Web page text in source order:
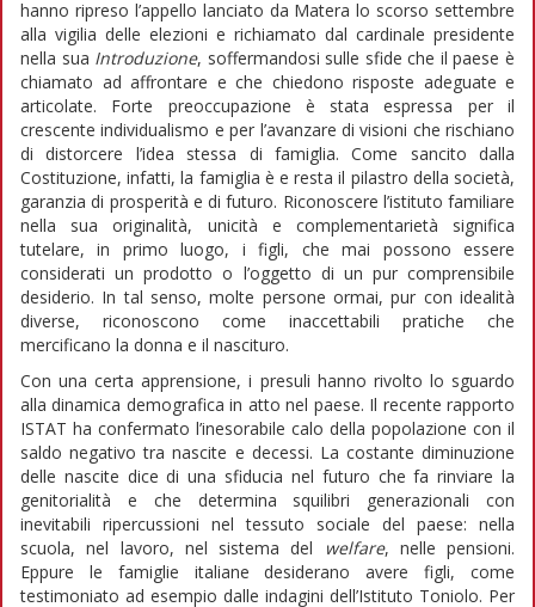
hanno ripreso l’appello lanciato da Matera lo scorso settembre
alla vigilia delle elezioni e richiamato dal cardinale presidente
nella sua Introduzione, soffermandosi sulle sfide che il paese è
chiamato ad affrontare e che chiedono risposte adeguate e
articolate. Forte preoccupazione è stata espressa per il
crescente individualismo e per l’avanzare di visioni che rischiano
di distorcere l’idea stessa di famiglia. Come sancito dalla
Costituzione, infatti, la famiglia è e resta il pilastro della società,
garanzia di prosperità e di futuro. Riconoscere l’istituto familiare
nella sua originalità, unicità e complementarietà significa
tutelare, in primo luogo, i figli, che mai possono essere
considerati un prodotto o l’oggetto di un pur comprensibile
desiderio. In tal senso, molte persone ormai, pur con idealità
diverse, riconoscono come inaccettabili pratiche che
mercificano la donna e il nascituro.
Con una certa apprensione, i presuli hanno rivolto lo sguardo
alla dinamica demografica in atto nel paese. Il recente rapporto
ISTAT ha confermato l’inesorabile calo della popolazione con il
saldo negativo tra nascite e decessi. La costante diminuzione
delle nascite dice di una sfiducia nel futuro che fa rinviare la
genitorialità e che determina squilibri generazionali con
inevitabili ripercussioni nel tessuto sociale del paese: nella
scuola, nel lavoro, nel sistema del
welfare, nelle pensioni.
Eppure le famiglie italiane desiderano avere figli, come
testimoniato ad esempio dalle indagini dell’Istituto Toniolo. Per